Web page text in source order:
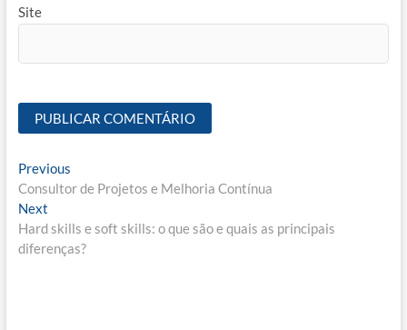
Site
Navegação
de
Post
PreviousPrevious
post:
Consultor de Projetos e Melhoria Contínua
NextNext
post:
Hard skills e soft skills: o que são e quais as principais
diferenças?